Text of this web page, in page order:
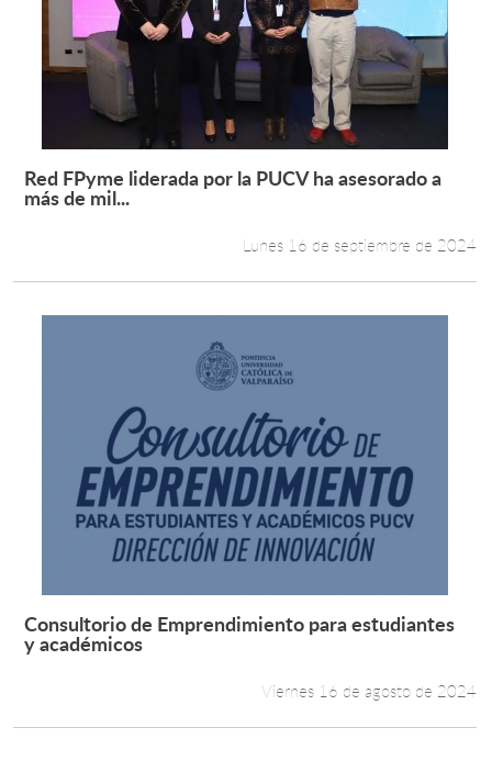
Leer más +
Red FPyme liderada por la PUCV ha asesorado a
más de mil...
Lunes 16 de septiembre de 2024
Leer más +
Consultorio de Emprendimiento para estudiantes
y académicos
Viernes 16 de agosto de 2024